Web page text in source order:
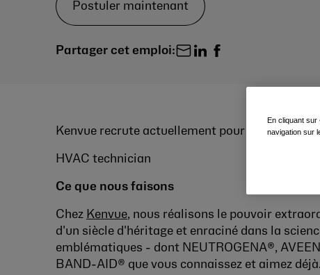
Postuler maintenant
Partager cet emploi:
Kenvue recrute actuellement pour un :
HVAC technician
Ce que nous faisons
Chez Kenvue, nous réalisons le pouvoir
d'un siècle d'héritage et enraciné dans la
emblématiques - dont NEUTROGENA®,
BAND-AID® que vous connaissez et aimez
En cliquant
navigation sur